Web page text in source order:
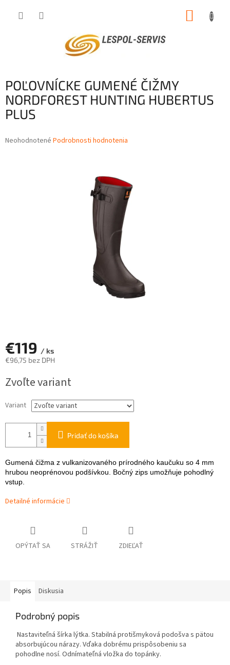
POĽOVNÍCKE GUMENÉ ČIŽMY
NORDFOREST HUNTING HUBERTUS
PLUS
Priemerné
Neohodnotené Podrobnosti hodnotenia
€119 / ks
€96,75 bez DPH
cena:
Zvoľte variant
Variant
Pridať do košíka
Gumená čižma z vulkanizovaného prírodného kaučuku so 4 mm
hrubou neoprénovou podšívkou. Bočný zips umožňuje pohodlný
vstup.
Detailné informácie
OPÝTAŤ SA STRÁŽIŤ ZDIEĽAŤ
Popis Diskusia
Podrobný popis
Nastaviteľná šírka lýtka. Stabilná protišmyková podošva s pätou
absorbujúcou nárazy. Vďaka dobrému prispôsobeniu sa
pohodlne nosí. Odnímateľná vložka do topánky.